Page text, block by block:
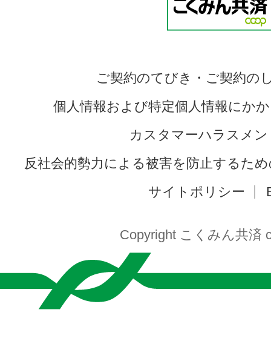
ご契約のてびき・ご契約の
個人情報および特定個人情報にか
カスタマーハラスメ
反社会的勢力による被害を防止するた
サイトポリシー
Copyright こくみん共済